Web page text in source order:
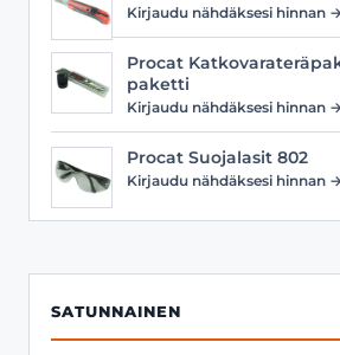
Kirjaudu nähdäksesi hinnan →
Procat
paketti
Kirjaudu nähdäksesi hinnan →
Procat Suojalasit 802
Kirjaudu nähdäksesi hinnan →
SATUNNAINEN